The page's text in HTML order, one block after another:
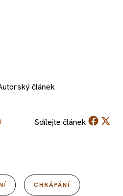
článek
Sdílejte článek
CHRÁPÁNÍ